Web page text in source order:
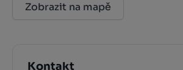
Zobrazit na mapě
Kontakt